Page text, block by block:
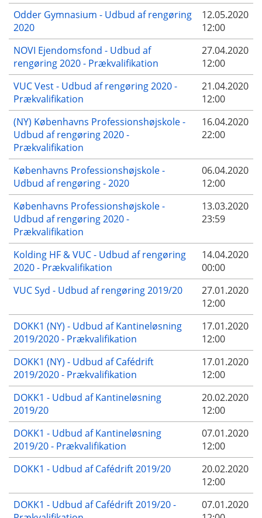
Odder Gymnasium - Udbud af rengøring
2020
12.05.2020
12:00
NOVI Ejendomsfond - Udbud af
rengøring 2020 - Prækvalifikation
27.04.2020
12:00
VUC Vest - Udbud af rengøring 2020 -
Prækvalifikation
21.04.2020
12:00
(NY) Københavns Professionshøjskole -
Udbud af rengøring 2020 -
Prækvalifikation
16.04.2020
22:00
Københavns Professionshøjskole -
Udbud af rengøring - 2020
06.04.2020
12:00
Københavns Professionshøjskole -
Udbud af rengøring 2020 -
Prækvalifikation
13.03.2020
23:59
Kolding HF & VUC - Udbud af rengøring
2020 - Prækvalifikation
14.04.2020
00:00
VUC Syd - Udbud af rengøring 2019/20
27.01.2020
12:00
DOKK1 (NY) - Udbud af Kantineløsning
2019/2020 - Prækvalifikation
17.01.2020
12:00
DOKK1 (NY) - Udbud af Cafédrift
2019/2020 - Prækvalifikation
17.01.2020
12:00
DOKK1 - Udbud af Kantineløsning
2019/20
20.02.2020
12:00
DOKK1 - Udbud af Kantineløsning
2019/20 - Prækvalifikation
07.01.2020
12:00
DOKK1 - Udbud af Cafédrift 2019/20
20.02.2020
12:00
DOKK1 - Udbud af Cafédrift 2019/20 -
07.01.2020